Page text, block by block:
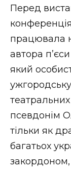
Перед
працювала
автора
який
псевдонім
тільки як
багатьох